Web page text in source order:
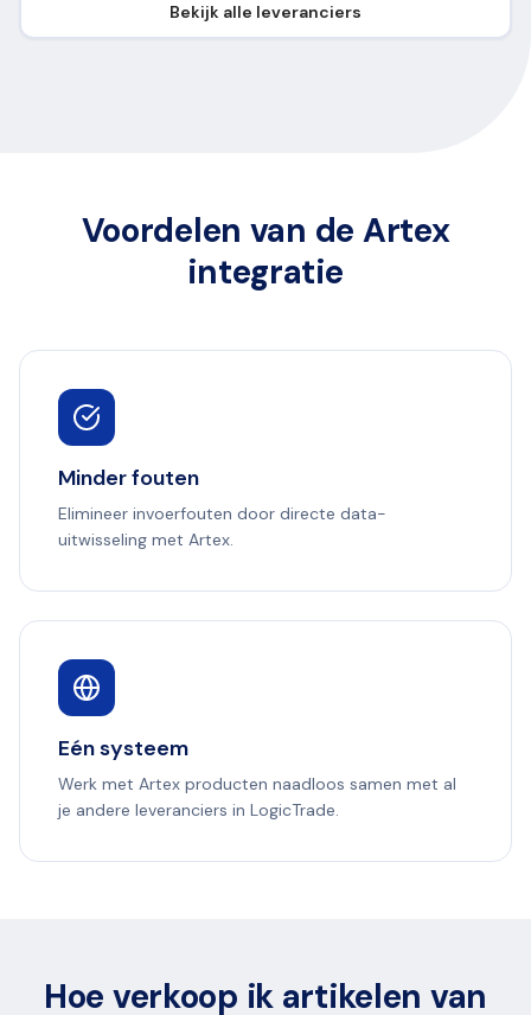
Bekijk alle leveranciers
Voordelen van de Artex
integratie
Minder fouten
Elimineer invoerfouten door directe data-
uitwisseling met Artex.
Eén systeem
Werk met Artex producten naadloos samen met al
je andere leveranciers in LogicTrade.
Hoe verkoop ik artikelen van